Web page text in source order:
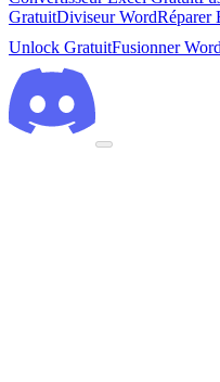
GratuitDiviseur WordRéparer
Unlock GratuitFusionner Word